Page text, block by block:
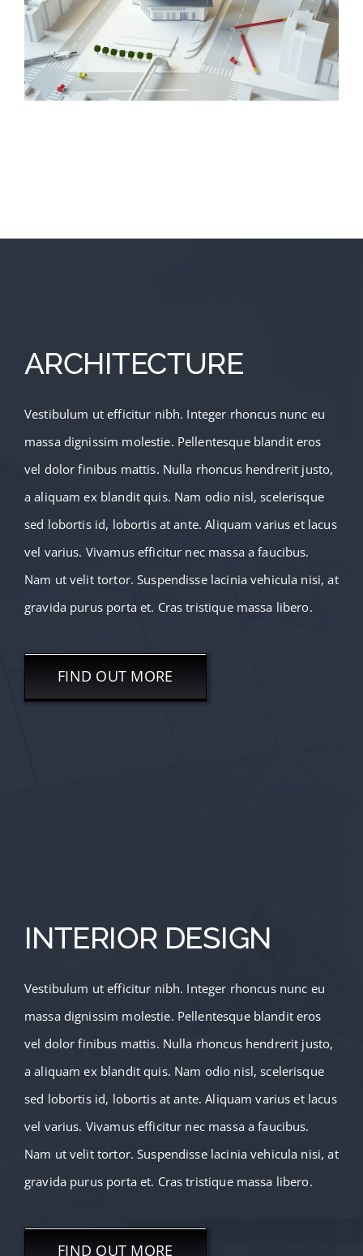
ARCHITECTURE
Vestibulum ut efficitur nibh. Integer rhoncus nunc eu
massa dignissim molestie. Pellentesque blandit eros
vel dolor finibus mattis. Nulla rhoncus hendrerit justo,
a aliquam ex blandit quis. Nam odio nisl, scelerisque
sed lobortis id, lobortis at ante. Aliquam varius et lacus
vel varius. Vivamus efficitur nec massa a faucibus.
Nam ut velit tortor. Suspendisse lacinia vehicula nisi, at
gravida purus porta et. Cras tristique massa libero.
FIND OUT MORE
INTERIOR DESIGN
Vestibulum ut efficitur nibh. Integer rhoncus nunc eu
massa dignissim molestie. Pellentesque blandit eros
vel dolor finibus mattis. Nulla rhoncus hendrerit justo,
a aliquam ex blandit quis. Nam odio nisl, scelerisque
sed lobortis id, lobortis at ante. Aliquam varius et lacus
vel varius. Vivamus efficitur nec massa a faucibus.
Nam ut velit tortor. Suspendisse lacinia vehicula nisi, at
gravida purus porta et. Cras tristique massa libero.
FIND OUT MORE